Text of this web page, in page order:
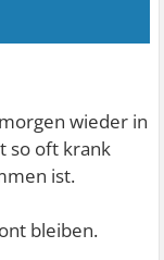
wieder in
so oft krank
ist.
bleiben.